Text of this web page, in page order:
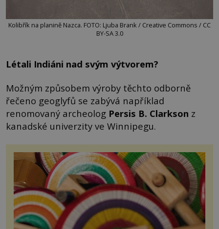
Kolibřík na planině Nazca. FOTO: Ljuba Brank / Creative Commons / CC
BY-SA 3.0
Létali Indiáni nad svým výtvorem?
Možným způsobem výroby těchto odborně
řečeno geoglyfů se zabývá například
renomovaný archeolog Persis B. Clarkson z
kanadské univerzity ve Winnipegu.